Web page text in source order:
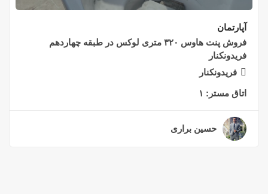
آپارتمان
فروش پنت هاوس ۳۲۰ متری لوکس در طبقه چهاردهم
فریدونکنار
فریدونکنار
اتاق مستر: ۱
حسین براری